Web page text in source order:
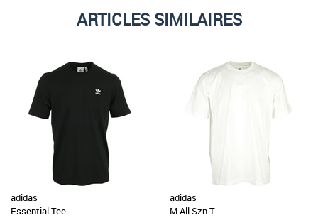
ARTICLES SIMILAIRES
adidas
Essential Tee
adidas
M All Szn T